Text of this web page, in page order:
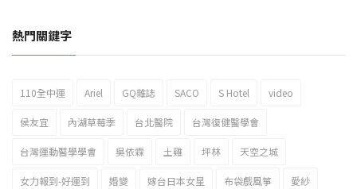
2023新北市北海岸國際風箏節「風在石起」霸氣回歸
熱門關鍵字
110全中運 Ariel GQ雜誌 SACO S Hotel video
侯友宜 內湖草莓季 台北醫院 台灣復健醫學會
台灣運動醫學學會 吳依霖 土雞 坪林 天空之城
女力報到-好運到 婚變 嫁台日本女星 布袋戲風箏 愛紗